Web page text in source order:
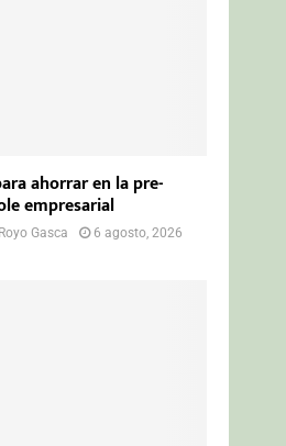
ahorrar en la pre-
empresarial
Gasca
6 agosto, 2026